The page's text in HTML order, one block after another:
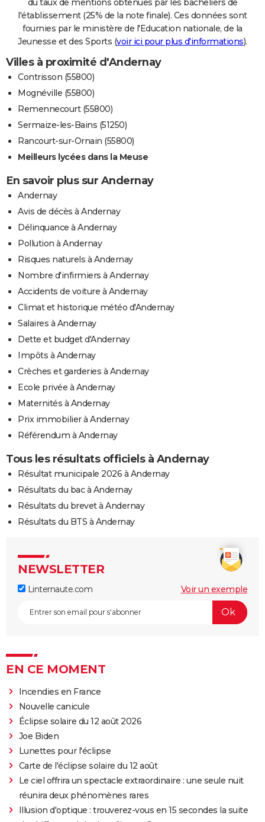
du taux de mentions obtenues par les bacheliers de
l'établissement (25% de la note finale). Ces données sont
fournies par le ministère de l'Education nationale, de la
Jeunesse et des Sports (voir ici pour plus d'informations).
Villes à proximité d'Andernay
Contrisson (55800)
Mognéville (55800)
Remennecourt (55800)
Sermaize-les-Bains (51250)
Rancourt-sur-Ornain (55800)
Meilleurs lycées dans la Meuse
En savoir plus sur Andernay
Andernay
Avis de décès à Andernay
Délinquance à Andernay
Pollution à Andernay
Risques naturels à Andernay
Nombre d'infirmiers à Andernay
Accidents de voiture à Andernay
Climat et historique météo d'Andernay
Salaires à Andernay
Dette et budget d'Andernay
Impôts à Andernay
Crèches et garderies à Andernay
Ecole privée à Andernay
Maternités à Andernay
Prix immobilier à Andernay
Référendum à Andernay
Tous les résultats officiels à Andernay
Résultat municipale 2026 à Andernay
Résultats du bac à Andernay
Résultats du brevet à Andernay
Résultats du BTS à Andernay
NEWSLETTER
Linternaute.com Voir un exemple
EN CE MOMENT
Incendies en France
Nouvelle canicule
Éclipse solaire du 12 août 2026
Joe Biden
Lunettes pour l'éclipse
Carte de l'éclipse solaire du 12 août
Le ciel offrira un spectacle extraordinaire : une seule nuit
réunira deux phénomènes rares
Illusion d'optique : trouverez-vous en 15 secondes la suite